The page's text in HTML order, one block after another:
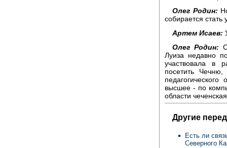
Олег Родин:
собирается стать
Артем Исаев:
Олег Родин:
Луиза недавно
участвовала в
посетить
высшее - по
области
Другие
Есть ли
Северного